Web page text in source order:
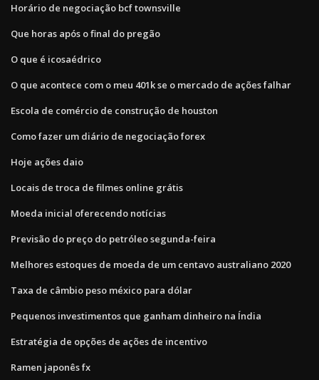
Horário de negociação bcf townsville
Que horas após o final do pregão
O que é icosaédrico
O que acontece com o meu 401k se o mercado de ações falhar
Escola de comércio de construção de houston
Como fazer um diário de negociação forex
Hoje ações daio
Locais de troca de filmes online grátis
Moeda inicial oferecendo notícias
Previsão do preço do petróleo segunda-feira
Melhores estoques de moeda de um centavo australiano 2020
Taxa de câmbio peso méxico para dólar
Pequenos investimentos que ganham dinheiro na Índia
Estratégia de opções de ações de incentivo
Ramen japonês fx